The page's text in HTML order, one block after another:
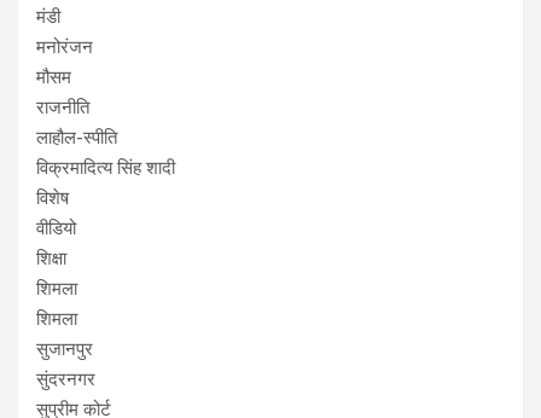
मंडी
मनोरंजन
मौसम
राजनीति
लाहौल-स्पीति
विक्रमादित्य सिंह शादी
विशेष
वीडियो
शिक्षा
शिमला
शिमला
सुजानपुर
सुंदरनगर
सुप्रीम कोर्ट